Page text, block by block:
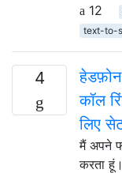
12
text-to-
4
कॉल
लिए
मैं अपने
करता